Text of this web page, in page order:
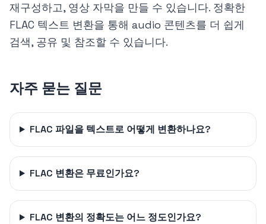
재구성하고, 영상 자막을 만들 수 있습니다. 정확한
FLAC 텍스트 변환을 통해 audio 콘텐츠를 더 쉽게
검색, 공유 및 참조할 수 있습니다.
자주 묻는 질문
FLAC 파일을 텍스트로 어떻게 변환하나요?
FLAC 변환은 무료인가요?
FLAC 변환의 정확도는 어느 정도인가요?